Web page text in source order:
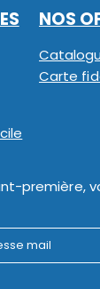
NOS
Carte
première,